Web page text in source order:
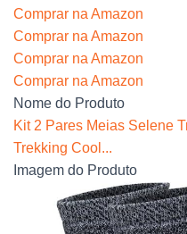
Comprar na Amazon
Comprar na Amazon
Comprar na Amazon
Comprar na Amazon
Nome do Produto
Kit 2 Pares Meias Selene
Trekking Cool...
Imagem do Produto